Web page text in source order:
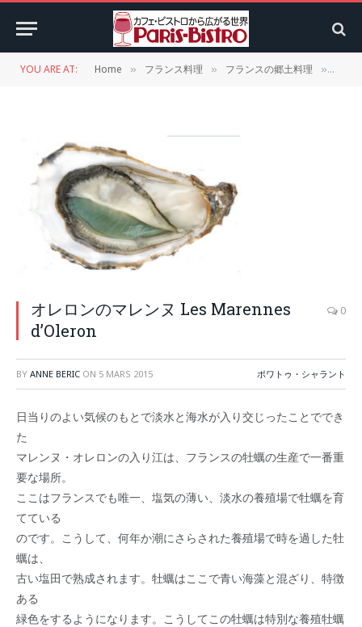
YOU ARE AT: Home » フランス料理 » フランスの郷土料理 »
オレロンのマレンヌ Les Marennes
d’Oleron
0
BY ANNE BERIC ON 5 MARS 2015 ポワトゥ・シャラント
日当りのよい気候のもとで淡水と海水が入り交じったことででき
た
マレンヌ・オレロンの入り江は、フランスの牡蠣の生産で一番重
要な場所。
ここはフランスでも唯一、塩気の薄い、淡水の養殖場で牡蠣を育
てている
のです。こうして、何年か潮にさらされた養殖場で時を過した牡
蠣は、
古い塩田で熟成されます。牡蠣はここで青い海藻と混ざり、特徴
ある
緑色をするようになります。こうしてこの牡蠣は特別な養殖牡蠣